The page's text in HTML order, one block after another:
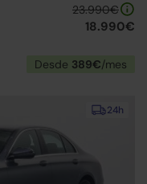
23.990€
18.990€
Desde 389€/mes
24h